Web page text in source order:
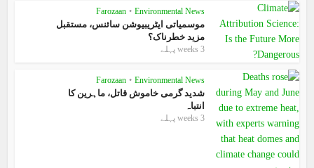
Environmental News
•
Farozaan
موسمیاتی ایٹریبیوشن سائنس، مستقبل
مزید خطرناک؟
3 weeks پہلے
Environmental News
•
Farozaan
شدید گرمی خاموش قاتل، ماہرین کا
انتباہ
3 weeks پہلے